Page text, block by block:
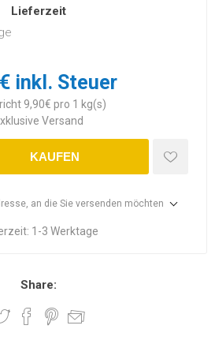
Lieferzeit
inkl. Steuer
9,90€ pro 1 kg(s)
Versand
KAUFEN
an die Sie versenden möchten
1-3 Werktage
Share: